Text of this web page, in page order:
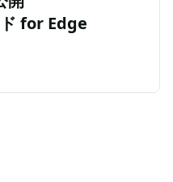
for Edge